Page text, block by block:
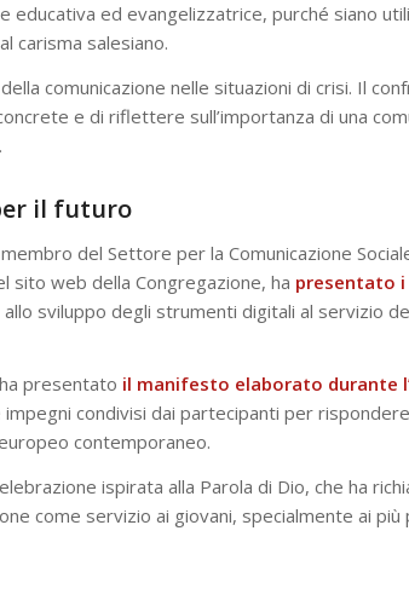
educativa ed evangelizzatrice, purché siano
carisma salesiano.
comunicazione nelle situazioni di crisi. Il
e di riflettere sull’importanza di una
il futuro
del Settore per la Comunicazione
sito web della Congregazione, ha presentato
sviluppo degli strumenti digitali al servizio
presentato il manifesto elaborato durante
condivisi dai partecipanti per
contemporaneo.
ispirata alla Parola di Dio, che ha
come servizio ai giovani, specialmente ai più